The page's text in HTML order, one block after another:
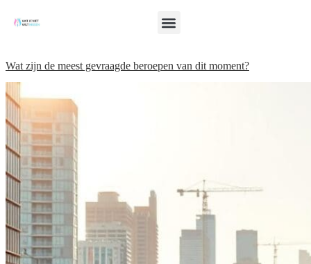
Wat zijn de meest gevraagde beroepen van dit moment?